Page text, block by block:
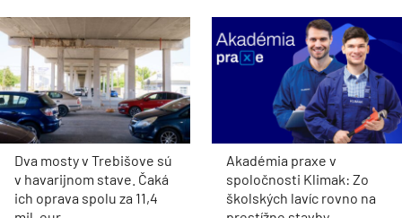
Dva mosty v Trebišove sú
v havarijnom stave. Čaká
ich oprava spolu za 11,4
Akadémia praxe v
spoločnosti Klimak: Zo
školských lavíc rovno na